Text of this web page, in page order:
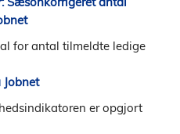
for antal tilmeldte ledige
er opgjort